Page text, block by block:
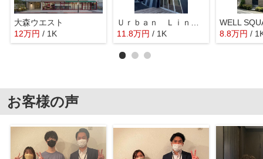
大森ウエスト
12万円 / 1K
11.8万円 / 1K
WELL
8.8万円 /
お客様の声